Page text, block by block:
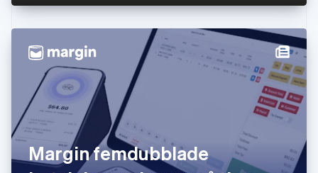
Margin femdubblade
Irland
English
Italiano English
Japan
日本語English
Kanada
English Français
Kroatien
Italiano
Lettland
English